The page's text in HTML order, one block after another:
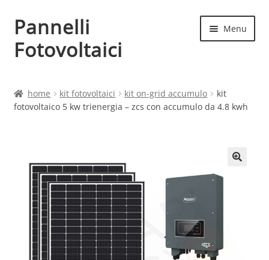
Vai
alla
navigazione
Vai
al
contenuto
Pannelli
Fotovoltaici
Menu
Cart
Chi siamo
Contatti
My account
home kit fotovoltaici kit on-grid accumulo
kit
fotovoltaico 5 kw trienergia – zcs con accumulo da 4.8 kwh